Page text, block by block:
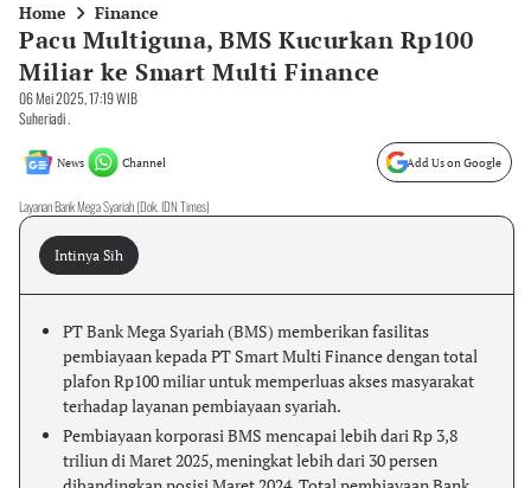
Home Finance
Pacu Multiguna, BMS Kucurkan Rp100
Miliar ke Smart Multi Finance
06 Mei 2025, 17:19 WIB
Suheriadi .
News Channel Add Us on Google
Layanan Bank Mega Syariah (Dok. IDN Times)
Intinya Sih
PT Bank Mega Syariah (BMS) memberikan fasilitas
pembiayaan kepada PT Smart Multi Finance dengan total
plafon Rp100 miliar untuk memperluas akses masyarakat
terhadap layanan pembiayaan syariah.
Pembiayaan korporasi BMS mencapai lebih dari Rp 3,8
triliun di Maret 2025, meningkat lebih dari 30 persen